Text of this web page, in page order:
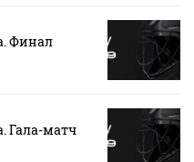
Финал
Гала-матч